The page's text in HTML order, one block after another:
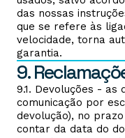
das nossas
que se refere às
velocidade, torna
garantia.
9.
9.1. Devoluções - as
comunicação por
devolução), no
contar da data do